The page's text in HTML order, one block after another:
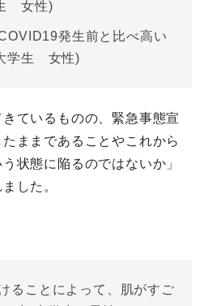
女性)
発生前と比べ高い
学生 女性)
ているものの、緊急事態宣
ままであることやこれから
状態に陥るのではないか」
した。
ることによって、肌がすご